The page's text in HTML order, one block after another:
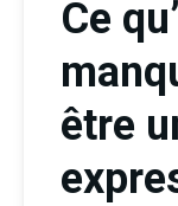
Ce
être